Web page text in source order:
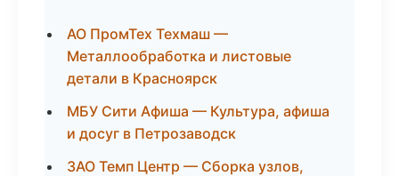
АО ПромТех Техмаш —
Металлообработка и листовые
детали в Красноярск
МБУ Сити Афиша — Культура, афиша
и досуг в Петрозаводск
ЗАО Темп Центр — Сборка узлов,